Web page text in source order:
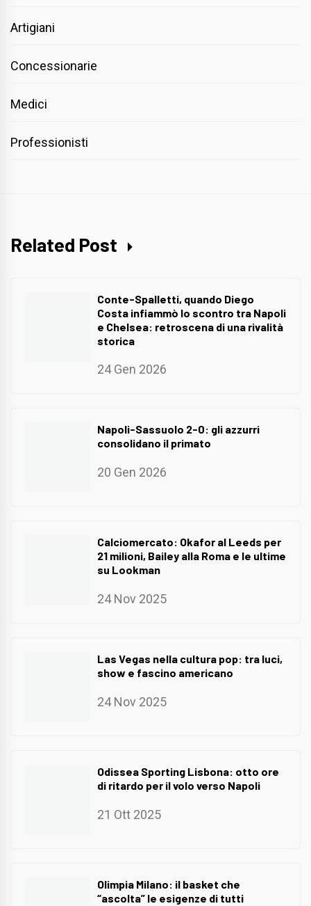
Artigiani
Concessionarie
Medici
Professionisti
Related Post
Conte-Spalletti, quando Diego
Costa infiammò lo scontro tra Napoli
e Chelsea: retroscena di una rivalità
storica
24 Gen 2026
Napoli-Sassuolo 2-0: gli azzurri
consolidano il primato
20 Gen 2026
Calciomercato: Okafor al Leeds per
21 milioni, Bailey alla Roma e le ultime
su Lookman
24 Nov 2025
Las Vegas nella cultura pop: tra luci,
show e fascino americano
24 Nov 2025
Odissea Sporting Lisbona: otto ore
di ritardo per il volo verso Napoli
21 Ott 2025
Olimpia Milano: il basket che
“ascolta” le esigenze di tutti